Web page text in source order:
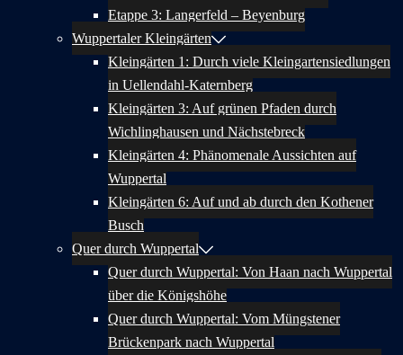
Etappe 3: Langerfeld – Beyenburg
Wuppertaler Kleingärten
Kleingärten 1: Durch viele Kleingartensiedlungen
in Uellendahl-Katernberg
Kleingärten 3: Auf grünen Pfaden durch
Wichlinghausen und Nächstebreck
Kleingärten 4: Phänomenale Aussichten auf
Wuppertal
Kleingärten 6: Auf und ab durch den Kothener
Busch
Quer durch Wuppertal
Quer durch Wuppertal: Von Haan nach Wuppertal
über die Königshöhe
Quer durch Wuppertal: Vom Müngstener
Brückenpark nach Wuppertal